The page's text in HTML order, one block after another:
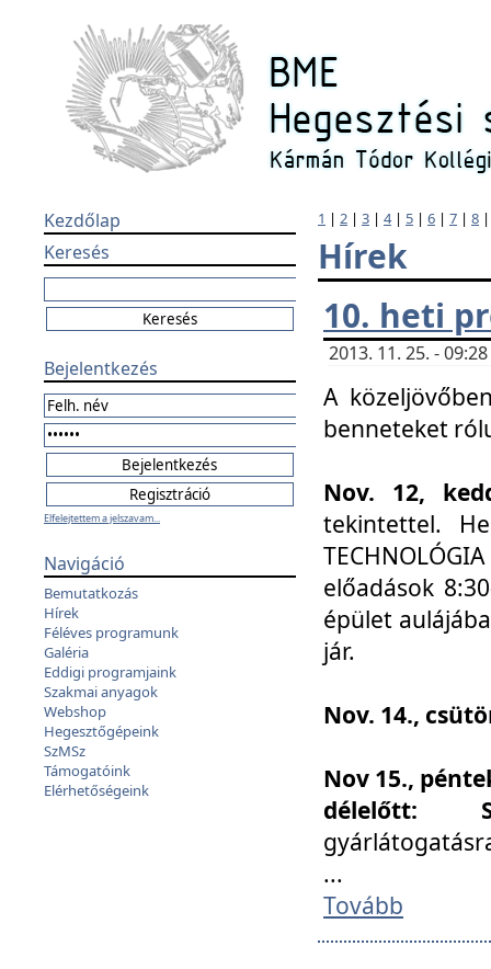
Kezdőlap
Keresés
Bejelentkezés
Elfelejtettem a jelszavam...
Navigáció
Bemutatkozás
Hírek
Féléves programunk
Galéria
Eddigi programjaink
Szakmai anyagok
Webshop
Hegesztőgépeink
SzMSz
Támogatóink
Elérhetőségeink
1 | 2 | 3 | 4| 5 | 6 | 7 | 8
Hírek
10. heti
2013. 11. 25. -
A
benneteket
Nov. 12,
tekintettel.
előadások
épület
jár.
Nov. 14.,
Nov 15.,
délelőtt:
...
Tovább